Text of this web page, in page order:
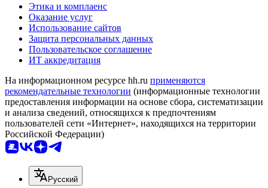
Этика и комплаенс
Оказание услуг
Использование сайтов
Защита персональных данных
Пользовательское соглашение
ИТ аккредитация
На информационном ресурсе hh.ru применяются
рекомендательные технологии (информационные технологии
предоставления информации на основе сбора, систематизации
и анализа сведений, относящихся к предпочтениям
пользователей сети «Интернет», находящихся на территории
Российской Федерации)
Русский